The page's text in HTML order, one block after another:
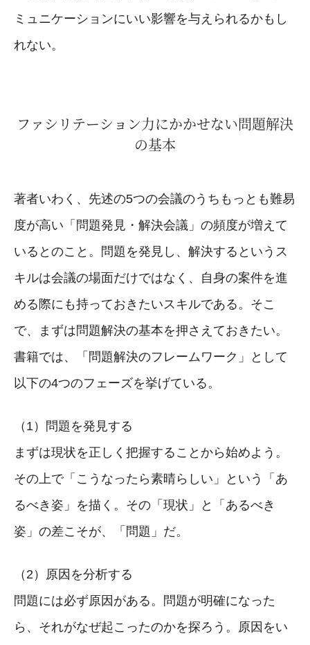
ミュニケーションにいい影響を与えられるかもし
れない。
ファシリテーション力にかかせない問題解決
の基本
著者いわく、先述の5つの会議のうちもっとも難易
度が高い「問題発見・解決会議」の頻度が増えて
いるとのこと。問題を発見し、解決するというス
キルは会議の場面だけではなく、自身の案件を進
める際にも持っておきたいスキルである。そこ
で、まずは問題解決の基本を押さえておきたい。
書籍では、「問題解決のフレームワーク」として
以下の4つのフェーズを挙げている。
（1）問題を発見する
まずは現状を正しく把握することから始めよう。
その上で「こうなったら素晴らしい」という「あ
るべき姿」を描く。その「現状」と「あるべき
姿」の差こそが、「問題」だ。
（2）原因を分析する
問題には必ず原因がある。問題が明確になった
ら、それがなぜ起こったのかを探ろう。原因をい